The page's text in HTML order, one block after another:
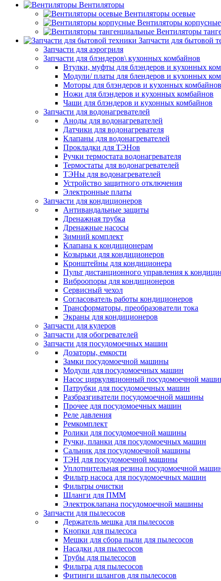
Вентиляторы
Вентиляторы осевые
Вентиляторы корпусные
Вентиляторы
Запчасти для бытовой
Запчасти для аэрогриля
Запчасти для блэндеров\ кухонных комбайнов
Втулки, муфты для блэндеров и кухонных
Модули/ платы для блендеров и кухонных
Моторы для блэндеров и кухонных комбайнов
Ножи для блэндеров и кухонных комбайнов
Чаши для блэндеров и кухонных комбайнов
Запчасти для водонагревателей
Аноды для водонагревателей
Датчики для водонагревателя
Клапаны для водонагревателей
Прокладки для ТЭНов
Ручки термостата водонагревателя
Термостаты для водонагревателей
ТЭНы для водонагревателей
Устройство защитного отключения
Электронные платы
Запчасти для кондиционеров
Антивандальные защиты
Дренажная трубка
Дренажные насосы
Зимний комплект
Клапана к кондиционерам
Козырьки для кондиционеров
Кронштейны для кондиционера
Пульт дистанционного управления к
Виброопоры для кондиционеров
Сервисный чехол
Согласователь работы кондиционеров
Трансформаторы, преобразователи тока
Экраны для кондиционеров
Запчасти для кулеров
Запчасти для обогревателей
Запчасти для посудомоечных машин
Дозаторы, емкости
Замки посудомоечной машины
Модули для посудомоечных машин
Насос циркуляционный посудомоечной
Патрубки для посудомоечных машин
Разбразгиватели посудомоечной машины
Прочее для посудомоечных машин
Реле давления
Ремкомплект
Ролики для посудомоечной машины
Ручки, планки для посудомоечных машин
Сальник для посудомоечной машины
ТЭН для посудомоечной машины
Уплотнительная резина посудомоечной
Фильтр насоса для посудомоечных машин
Фильтры очистки
Шланги для ПММ
Электроклапана посудомоечной машины
Запчасти для пылесосов
Держатель мешка для пылесосов
Кнопки для пылесоса
Мешки для сбора пыли для пылесосов
Насадки для пылесосов
Трубы для пылесосов
Фильтра для пылесосов
Фитинги шлангов для пылесосов